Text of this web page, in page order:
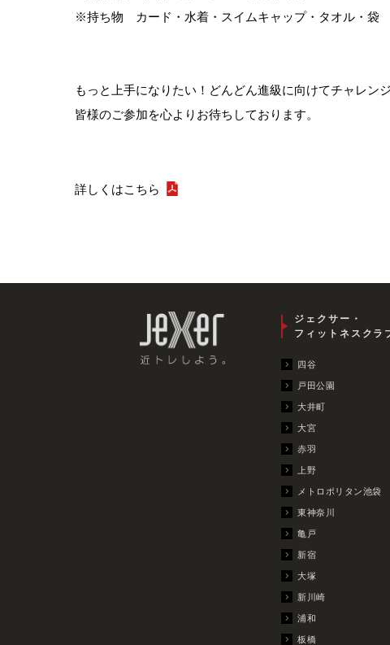
※持ち物 カード・水着・スイムキャップ・タオル・袋
もっと上手になりたい！どんどん進級に向けてチャレン
皆様のご参加を心よりお待ちしております。
詳しくはこちら
ジェクサー・
フィットネスクラ
四谷
戸田公園
大井町
大宮
赤羽
上野
メトロポリタン池袋
東神奈川
亀戸
新宿
大塚
新川崎
浦和
板橋